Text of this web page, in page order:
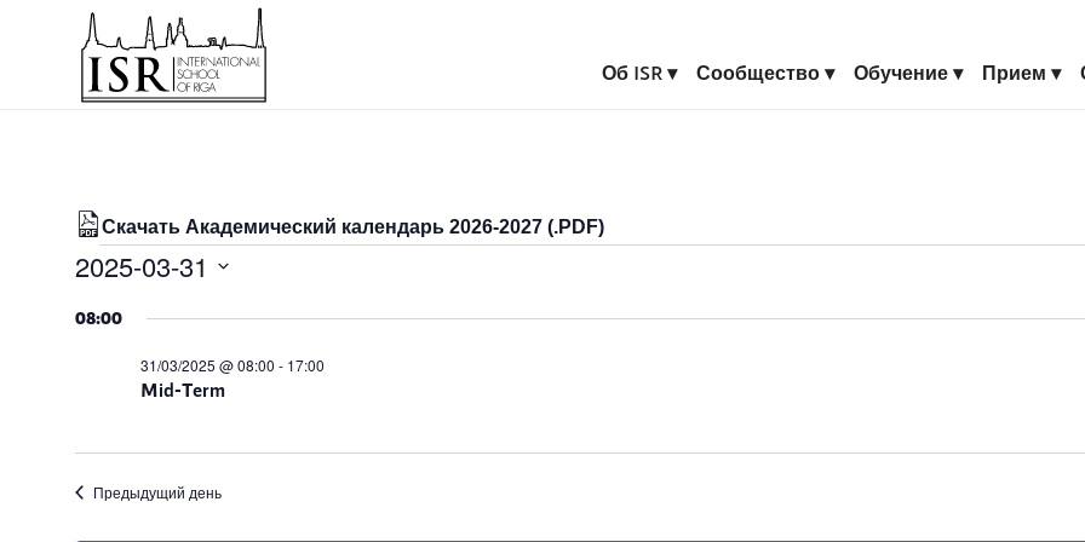
Об ISR Сообщество Обучение Прием
Скачать Академический календарь 2026-2027 (.PDF)
Мероприятия
for
31/03/2025
2025-03-31
08:00
Mid-Term
31/03/2025 @ 08:00 - 17:00
Предыдущий день